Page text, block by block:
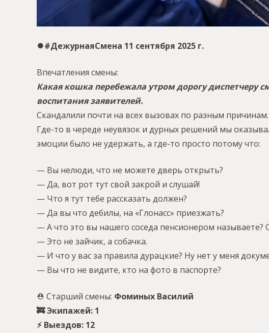
⏺#ДежурнаяСмена 11 сентября 2025 г.
Впечатления смены:
Какая кошка перебежала утром дорогу диспетчеру
воспитания заявителей.
Скандалили почти на всех вызовах по разным причинам.
Где-то в череде неувязок и дурных решений мы
эмоции было не удержать, а где-то просто потому что:
— Вы нелюди, что не можете дверь открыть?
— Да, вот рот тут свой закрой и слушай!
— Что я тут тебе рассказать должен?
— Да вы что дебилы, на «Глонасс» приезжать?
— А что это вы нашего соседа пенсионером называете?
— Это не зайчик, а собачка.
— И что у вас за правила дурацкие? Ну нет у меня
— Вы что не видите, кто на фото в паспорте?
⛑ Старший смены: Фоминых Василий
🚒 Экипажей: 1
⚡️ Выездов: 12